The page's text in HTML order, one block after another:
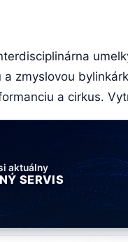
a zmyslovou
a cirkus.
aktuálny
SERVIS